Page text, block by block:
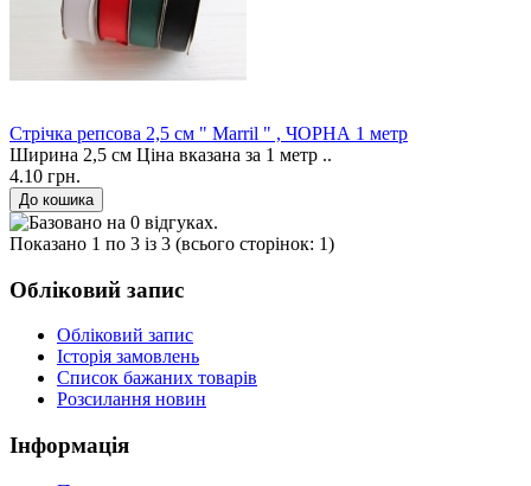
Стрічка репсова 2,5 см " Marril " , ЧОРНА 1 метр
Ширина 2,5 см Ціна вказана за 1 метр ..
4.10 грн.
Показано 1 по 3 із 3 (всього сторінок: 1)
Обліковий запис
Обліковий запис
Історія замовлень
Список бажаних товарів
Розсилання новин
Інформація